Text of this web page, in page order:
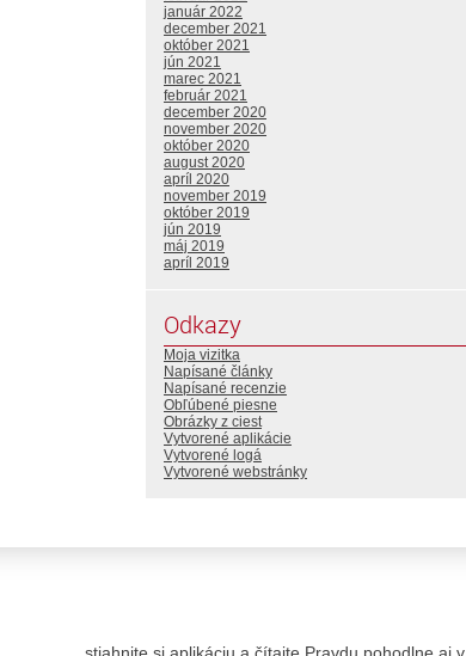
január 2022
december 2021
október 2021
jún 2021
marec 2021
február 2021
december 2020
november 2020
október 2020
august 2020
apríl 2020
november 2019
október 2019
jún 2019
máj 2019
apríl 2019
Odkazy
Moja vizitka
Napísané články
Napísané recenzie
Obľúbené piesne
Obrázky z ciest
Vytvorené aplikácie
Vytvorené logá
Vytvorené webstránky